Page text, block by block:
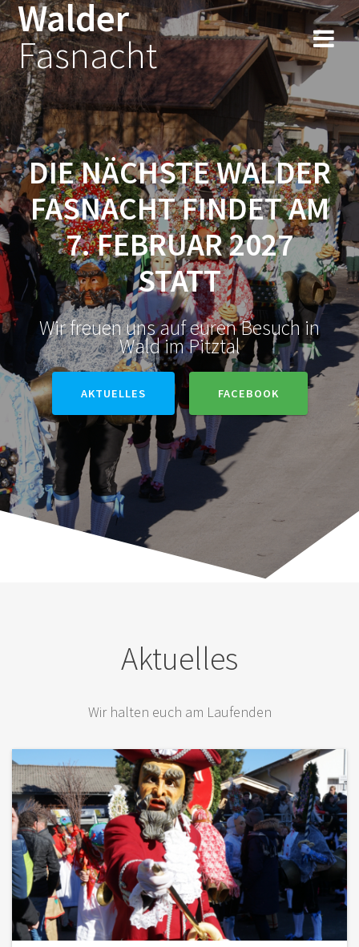
Walder
Fasnacht
DIE NÄCHSTE WALDER
FASNACHT FINDET AM
7. FEBRUAR 2027
STATT
Wir freuen uns auf euren Besuch in
Wald im Pitztal
AKTUELLES FACEBOOK
Aktuelles
Wir halten euch am Laufenden